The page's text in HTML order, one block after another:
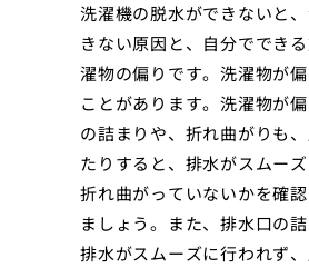
洗濯機の脱水ができないと
きない原因と、自分ででき
濯物の偏りです。洗濯物が
ことがあります。洗濯物が
の詰まりや、折れ曲がりも
たりすると、排水がスムー
折れ曲がっていないかを確
ましょう。また、排水口の
排水がスムーズに行われず